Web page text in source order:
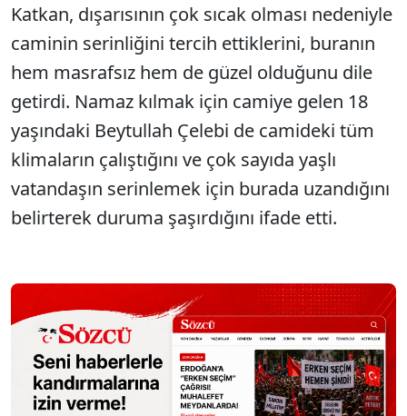
Katkan, dışarısının çok sıcak olması nedeniyle
caminin serinliğini tercih ettiklerini, buranın
hem masrafsız hem de güzel olduğunu dile
getirdi. Namaz kılmak için camiye gelen 18
yaşındaki Beytullah Çelebi de camideki tüm
klimaların çalıştığını ve çok sayıda yaşlı
vatandaşın serinlemek için burada uzandığını
belirterek duruma şaşırdığını ifade etti.